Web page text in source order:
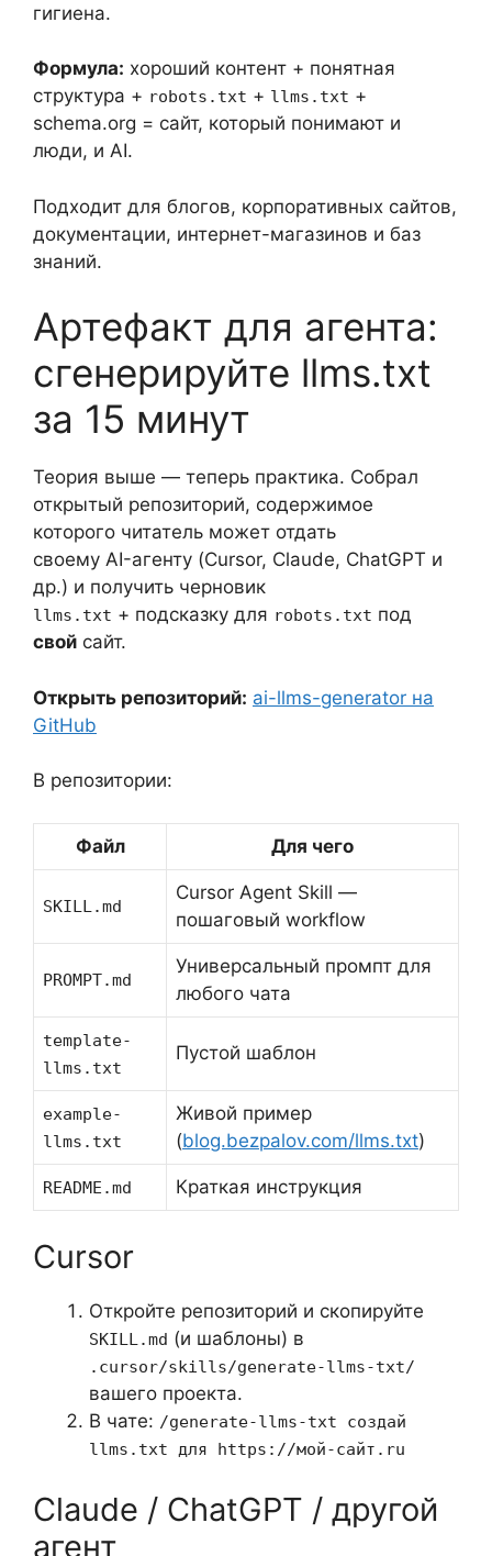
гигиена.
Формула: хороший контент + понятная
структура + robots.txt + llms.txt +
schema.org = сайт, который понимают и
люди, и AI.
Подходит для блогов, корпоративных сайтов,
документации, интернет-магазинов и баз
знаний.
Артефакт для агента:
сгенерируйте llms.txt
за 15 минут
Теория выше — теперь практика. Собрал
открытый репозиторий, содержимое
которого читатель может отдать
своему AI-агенту (Cursor, Claude, ChatGPT и
др.) и получить черновик
llms.txt + подсказку для robots.txt под
свой сайт.
Открыть репозиторий: ai-llms-generator на
GitHub
В репозитории:
Файл Для чего
SKILL.md
Cursor Agent Skill —
пошаговый workflow
PROMPT.md
Универсальный промпт для
любого чата
template-
llms.txt
Пустой шаблон
example-
llms.txt
Живой пример
(blog.bezpalov.com/llms.txt)
README.md Краткая инструкция
Cursor
Откройте репозиторий и скопируйте
SKILL.md (и шаблоны) в
.cursor/skills/generate-llms-txt/
вашего проекта.
В чате: /generate-llms-txt создай
llms.txt для https://мой-сайт.ru
Claude / ChatGPT / другой
агент